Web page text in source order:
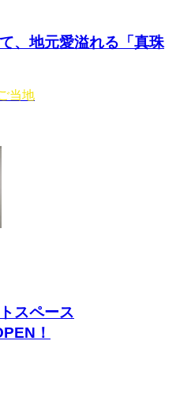
、地元愛溢れる「真珠
当地
スペース
！